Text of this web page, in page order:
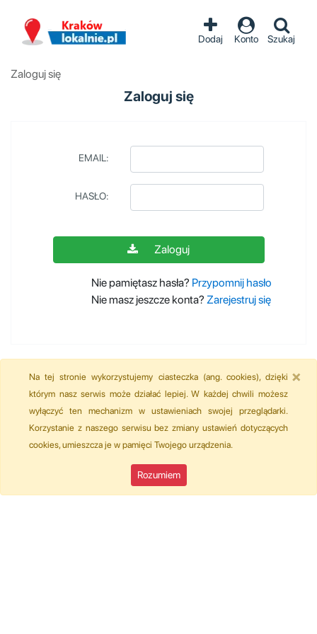
Dodaj Konto Szukaj
Zaloguj się
Zaloguj się
EMAIL:
HASŁO:
Zaloguj
Nie pamiętasz hasła? Przypomnij hasło
Nie masz jeszcze konta?Zarejestruj się
Na tej stronie wykorzystujemy ciasteczka (ang. cookies), dzięki
którym nasz serwis może działać lepiej. W każdej chwili możesz
wyłączyć ten mechanizm w ustawieniach swojej przeglądarki.
Korzystanie z naszego serwisu bez zmiany ustawień dotyczących
cookies, umieszcza je w pamięci Twojego urządzenia.
Rozumiem
×